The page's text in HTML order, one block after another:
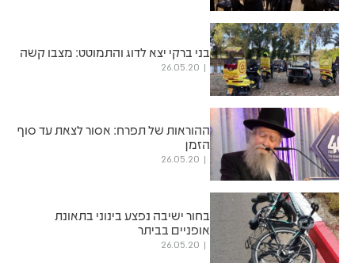
בני ברקי יצא לדוג והתמוטט: מצבו קשה
26.05.20
ההוראות של תפרח: אסור לצאת עד סוף
הזמן
26.05.20
בחור ישיבה נפצע בינוני בתאונת
אופניים בביתר
26.05.20